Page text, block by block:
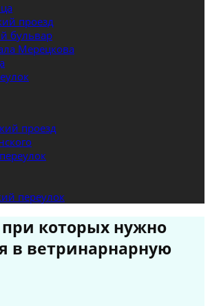
проезд
бульвар
Мерецкова
проезд
переулок
которых нужно
в ветринарнарную